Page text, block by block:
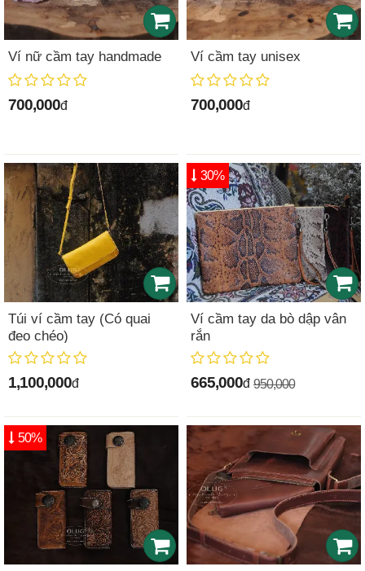
Ví nữ cầm tay handmade
700,000đ
Ví cầm tay unisex
700,000đ
Túi ví cầm tay (Có quai
đeo chéo)
1,100,000đ
Ví cầm tay da bò dập vân
rắn
665,000đ 950,000
30%
50%